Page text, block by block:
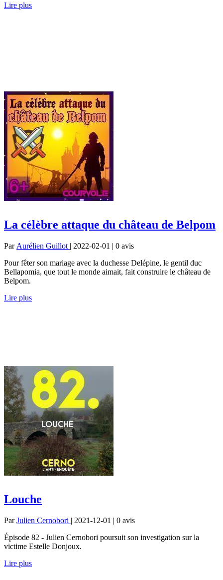
Lire plus
La célèbre attaque du château de Belpom
Par Aurélien Guillot | 2022-02-01 | 0 avis
Pour fêter son mariage avec la duchesse Delépine, le gentil duc
Bellapomia, que tout le monde aimait, fait construire le château de
Belpom.
Lire plus
Louche
ParJulien Cernobori | 2021-12-01 | 0 avis
Épisode 82 - Julien Cernobori poursuit son investigation sur la
victime Estelle Donjoux.
Lire plus